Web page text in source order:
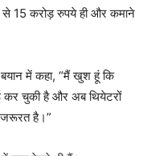
15 करोड़ रुपये ही और कमाने
में कहा, “मैं खुश हूं कि
कर चुकी है और अब थियेटरों
जरूरत है।”